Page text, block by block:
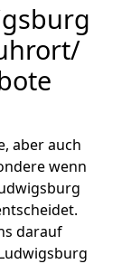
aber auch
wenn
darauf